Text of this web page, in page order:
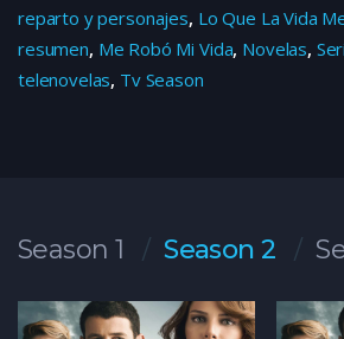
reparto y personajes, Lo Que La Vida
resumen, Me Robó Mi Vida, Novelas,
telenovelas, Tv Season
Season 1 Season 2